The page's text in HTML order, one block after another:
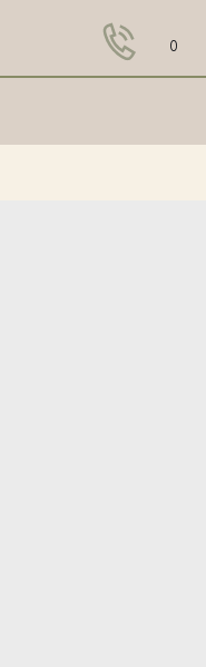
0